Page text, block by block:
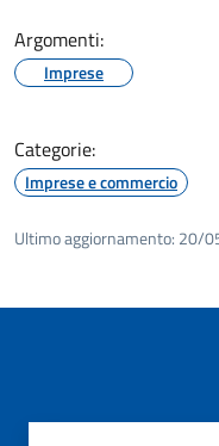
Argomenti:
Imprese
Categorie:
Imprese e commercio
Ultimo aggiornamento: 20/